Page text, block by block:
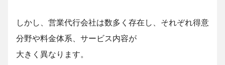
しかし、営業代行会社は数多く存在し、それぞれ得意
分野や料金体系、サービス内容が
大きく異なります。